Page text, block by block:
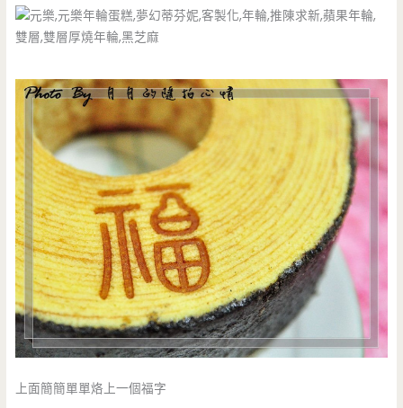
上面簡簡單單烙上一個福字